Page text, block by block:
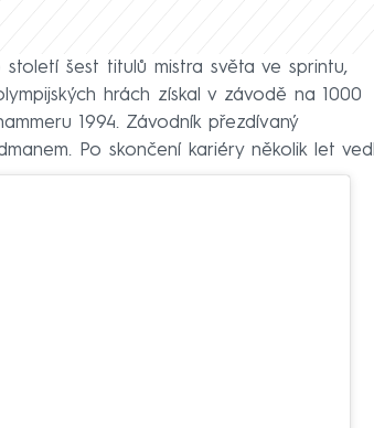
šest titulů mistra světa ve sprintu,
hrách získal v závodě na 1000
1994. Závodník přezdívaný
Po skončení kariéry několik let vedl